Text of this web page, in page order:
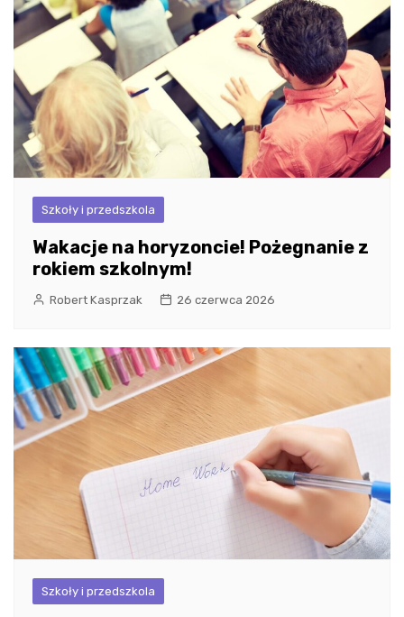
Szkoły i przedszkola
Wakacje na horyzoncie! Pożegnanie z
rokiem szkolnym!
Robert Kasprzak 26 czerwca 2026
Szkoły i przedszkola